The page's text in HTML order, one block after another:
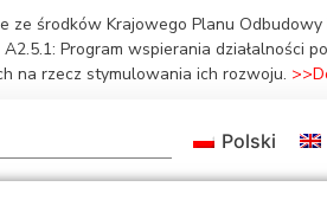
ze środków Krajowego Planu
Program wspierania działalności
na rzecz stymulowania ich rozwoju.
Polski